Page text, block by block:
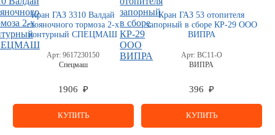
Кран ГАЗ 3310 Валдай
стояночного тормоза 2-х
контурный СПЕЦМАШ
Арт: 9617230150
Спецмаш
1906 ₽
КУПИТЬ
Кран ГАЗ 53 отопителя
запорный в сборе КР-29 ООО
ВИПРА
Арт:ВС11-О
ВИПРА
396 ₽
КУПИТЬ